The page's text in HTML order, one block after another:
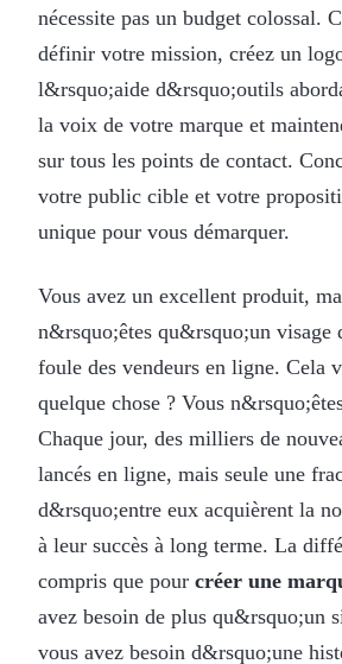
nécessite pas un budget colossal.
définir votre mission, créez un
l&rsquo;aide d&rsquo;outils
la voix de votre marque et
sur tous les points de contact.
votre public cible et votre
unique pour vous démarquer.
Vous avez un excellent produit,
n&rsquo;êtes qu&rsquo;un visage
foule des vendeurs en ligne. Cela
quelque chose ? Vous
Chaque jour, des milliers de
lancés en ligne, mais seule une
d&rsquo;entre eux acquièrent la
à leur succès à long terme. La
compris que pour créer une
avez besoin de plus qu&rsquo;un
vous avez besoin d&rsquo;une